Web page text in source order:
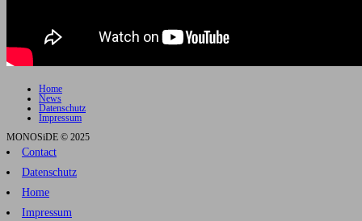
Home
News
Datenschutz
Impressum
MONOSiDE © 2025
Contact
Datenschutz
Home
Impressum